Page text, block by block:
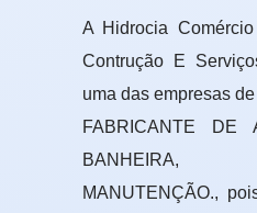
A Hidrocia
Contrução E
uma das empresas
FABRICANTE DE
BANHEIRA,
MANUTENÇÃO.,